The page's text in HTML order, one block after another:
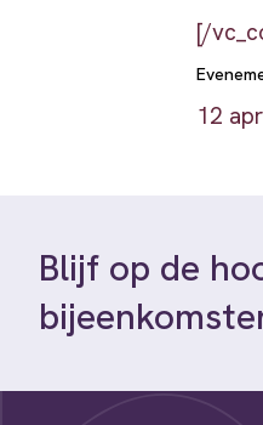
[/
12
Blijf op de